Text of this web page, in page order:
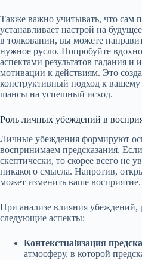
Также важно учитывать, что сам
устанавливает настрой на
в толковании, вы можете
нужное русло. Попробуйте
аспектами результатов гадания и
мотивации к действиям. Это
конструктивный подход к
шансы на успешный исход.
Роль личных убеждений в
Личные убеждения формируют
воспринимаем предсказания.
скептически, то скорее всего не
никакого смысла. Напротив,
может изменить ваше восприятие.
При анализе влияния убеждений,
следующие аспекты:
Контекстualизация
атмосферу, в которой